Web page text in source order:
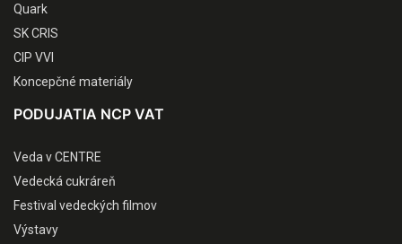
Quark
SK CRIS
CIP VVI
Koncepčné materiály
PODUJATIA NCP VAT
Veda v CENTRE
Vedecká cukráreň
Festival vedeckých filmov
Výstavy